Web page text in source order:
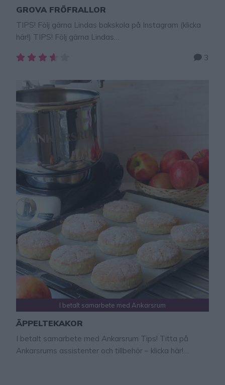
GROVA FRÖFRALLOR
TIPS! Följ gärna Lindas bakskola på Instagram (klicka
här!) TIPS! Följ gärna Lindas
fyllda med massor av fibrer och nyttiga frön.
har hemma t ex solroskärnor, linfrön, sesamfrön,
pumpafrön, psylliumfrön m m. Frallorna går bra att
frysa in och ta fram och tina när …
3
I betalt samarbete med Ankarsrum
ÄPPELTEKAKOR
I betalt samarbete med Ankarsrum Tips! Titta på
Ankarsrums assistenter och tillbehör – klicka här!